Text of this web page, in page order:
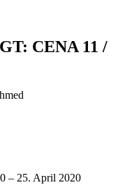
CENA 11 /
– 25. April 2020